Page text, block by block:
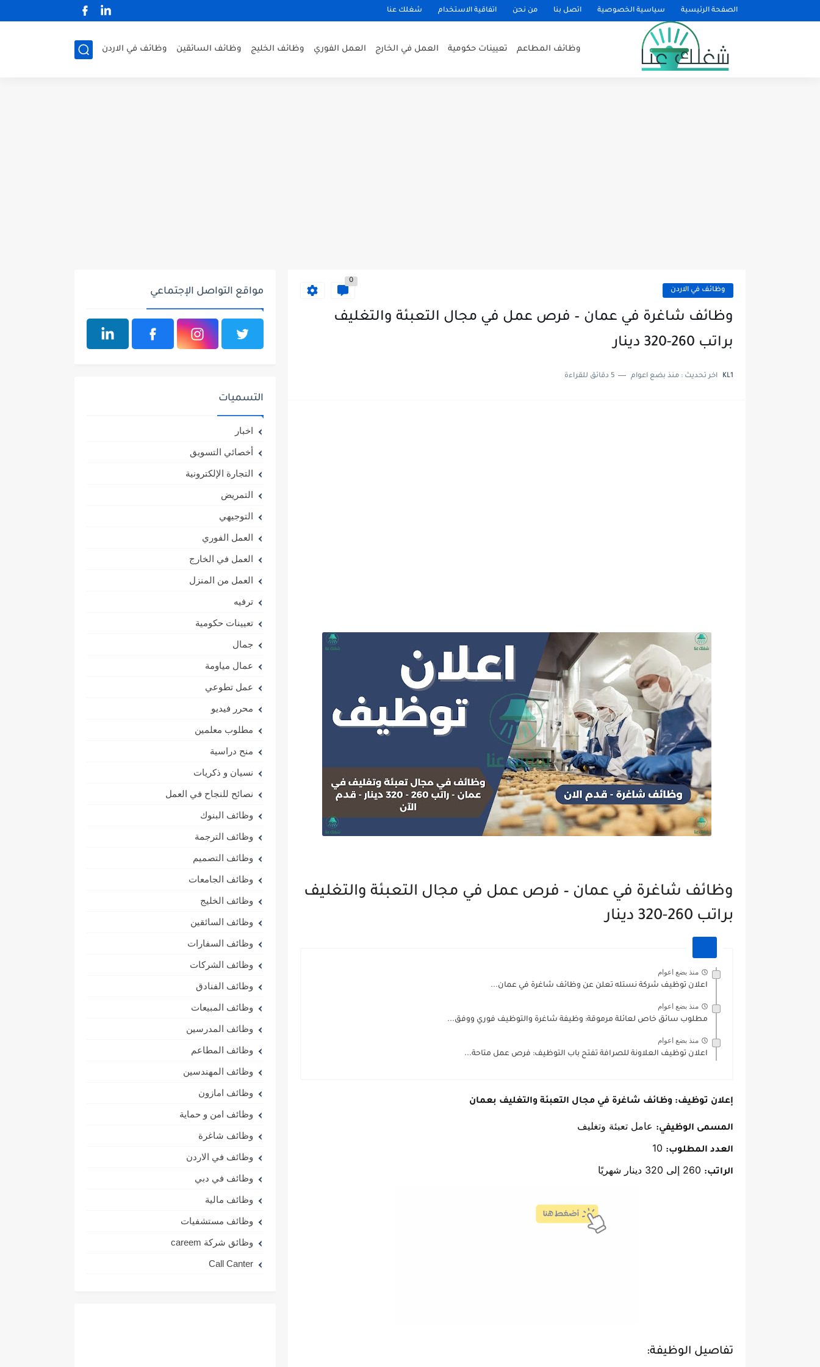
الصفحة الرئيسية سياسية الخصوصية اتصل بنا من نحن اتفاقية الاستخدام شغلك عنا
وظائف المطاعم تعيينات حكومية العمل في الخارج العمل الفوري وظائف الخليج وظائف السائقين وظائف في الاردن
وظائف في الاردن
0
وظائف شاغرة في عمان – فرص عمل في مجال التعبئة والتغليف
براتب 260-320 دينار
KL1 اخر تحديث : منذ بضع اعوام 5 دقائق للقراءة
وظائف شاغرة في عمان – فرص عمل في مجال التعبئة والتغليف
براتب 260-320 دينار
منذ بضع اعوام
اعلان توظيف شركة نستله تعلن عن وظائف شاغرة في عمان...
منذ بضع اعوام
مطلوب سائق خاص لعائلة مرموقة: وظيفة شاغرة والتوظيف فوري ووفق...
منذ بضع اعوام
اعلان توظيف العلاونة للصرافة تفتح باب التوظيف: فرص عمل متاحة...
إعلان توظيف: وظائف شاغرة في مجال التعبئة والتغليف بعمان
المسمى الوظيفي: عامل تعبئة وتغليف
العدد المطلوب:
الراتب:
تفاصيل الوظيفة:
مواقع التواصل الإجتماعي
التسميات
اخبار
أخصائي التسويق
التجارة الإلكترونية
التمريض
التوجيهي
العمل الفوري
العمل في الخارج
العمل من المنزل
ترفيه
تعيينات حكومية
جمال
عمال مياومة
عمل تطوعي
محرر فيديو
مطلوب معلمين
منح دراسية
نسيان و ذكريات
نصائح للنجاح في العمل
وظائف البنوك
وظائف الترجمة
وظائف التصميم
وظائف الجامعات
وظائف الخليج
وظائف السائقين
وظائف السفارات
وظائف الشركات
وظائف الفنادق
وظائف المبيعات
وظائف المدرسين
وظائف المطاعم
وظائف المهندسين
وظائف امازون
وظائف امن و حماية
وظائف شاغرة
وظائف في الاردن
وظائف في دبي
وظائف مالية
وظائف مستشفيات
وظائق شركة careem
Call Canter